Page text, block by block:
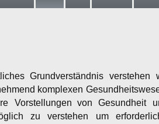
Grundverständnis verstehen
komplexen
Vorstellungen von Gesundheit
zu verstehen um